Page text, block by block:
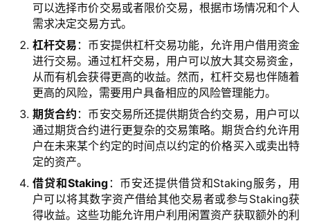
可以选择市价交易或者限价交易，根据市场情况和个人
需求决定交易方式。
杠杆交易 ：币安提供杠杆交易功能，允许用户借用资金
进行交易。通过杠杆交易，用户可以放大其交易资金，
从而有机会获得更高的收益。然而，杠杆交易也伴随着
更高的风险，需要用户具备相应的风险管理能力。
期货合约 ：币安交易所还提供期货合约交易，用户可以
通过期货合约进行更复杂的交易策略。期货合约允许用
户在未来某个约定的时间点以约定的价格买入或卖出特
定的资产。
借贷和Staking：币安还提供借贷和Staking服务，用
户可以将其数字资产借给其他交易者或参与Staking获
得收益。这些功能允许用户利用闲置资产获取额外的利